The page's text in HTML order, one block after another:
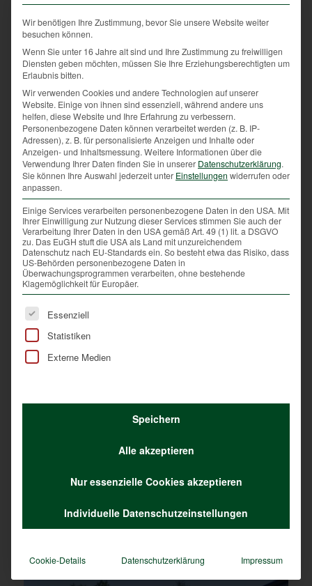
ab. Dabei gab es viele lachende Gesichter und –
Pokal hin oder her – ausnahmslos stolze Herrchen!
Dass das Jagdmuseum seine Pforten zu diesem
Anlass geöffnet hatte, versteht sich von selbst und so
konnte der Tag noch durch einen Museumsrundgang
bereichert werden.
Insgesamt also eine tolle Veranstaltung, an die sich
begeisterte Dackelfreunde sicher noch lang erinnern
werden!
Wir benötigen Ihre Zustimmung, bevor Sie unsere Website weiter
besuchen können.
Wenn Sie unter 16 Jahre alt sind und Ihre Zustimmung zu freiwilligen
Diensten geben möchten, müssen Sie Ihre Erziehungsberechtigten um
Erlaubnis bitten.
Wir verwenden Cookies und andere Technologien auf unserer
Website. Einige von ihnen sind essenziell, während andere uns
helfen, diese Website und Ihre Erfahrung zu verbessern.
Personenbezogene Daten können verarbeitet werden (z. B. IP-
Adressen), z. B. für personalisierte Anzeigen und Inhalte oder
Anzeigen- und Inhaltsmessung. Weitere Informationen über die
Verwendung Ihrer Daten finden Sie in unserer Datenschutzerklärung.
Sie können Ihre Auswahl jederzeit unter Einstellungen widerrufen oder
anpassen.
Einige Services verarbeiten personenbezogene Daten in den USA. Mit
Ihrer Einwilligung zur Nutzung dieser Services stimmen Sie auch der
Verarbeitung Ihrer Daten in den USA gemäß Art. 49 (1) lit. a DSGVO
zu. Das EuGH stuft die USA als Land mit unzureichendem
Datenschutz nach EU-Standards ein. So besteht etwa das Risiko, dass
US-Behörden personenbezogene Daten in
Überwachungsprogrammen verarbeiten, ohne bestehende
Klagemöglichkeit für Europäer.
Es folgt eine Liste der Service-Gruppen, für die eine
Essenziell
Statistiken
Externe Medien
Speichern
Alle akzeptieren
Nur essenzielle Cookies akzeptieren
Individuelle Datenschutzeinstellungen
Cookie-Details Datenschutzerklärung Impressum